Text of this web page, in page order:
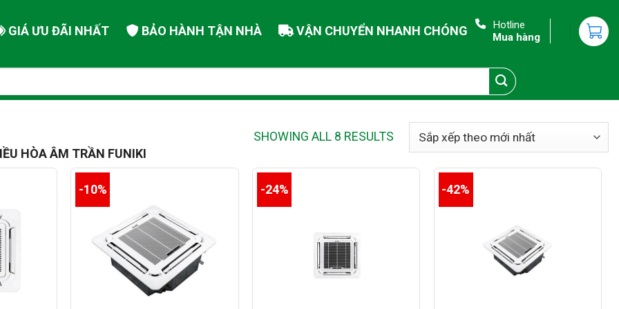
GIÁ ƯU ĐÃI NHẤT BẢO HÀNH TẬN NHÀ VẬN CHUYỂN NHANH CHÓNG
Hotline
Mua hàng
HÒA ÂM TRẦN FUNIKI
SHOWING ALL 8 RESULTS
-10% -24% -42%